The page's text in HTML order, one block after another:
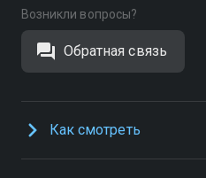
Возникли вопросы?
Обратная связь
Как смотреть